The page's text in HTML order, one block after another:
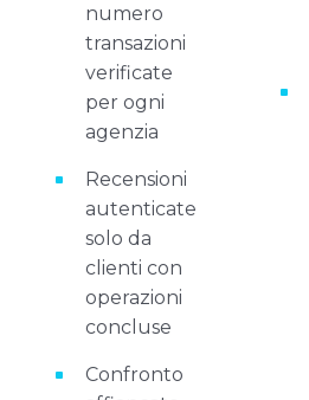
numero
transazioni
verificate
per ogni
agenzia
Recensioni
autenticate
solo da
clienti con
operazioni
concluse
Confronto